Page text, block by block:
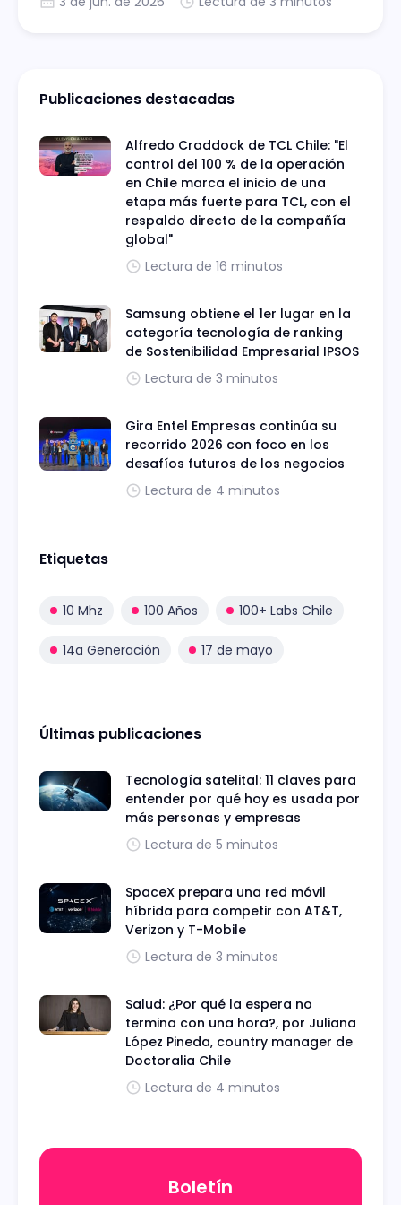
Publicaciones destacadas
Alfredo Craddock de TCL Chile: "El
control del 100 % de la operación
en Chile marca el inicio de una
etapa más fuerte para TCL, con el
respaldo directo de la compañía
global"
Lectura de 16 minutos
Samsung obtiene el 1er lugar en la
categoría tecnología de ranking
de Sostenibilidad Empresarial IPSOS
Lectura de 3 minutos
Gira Entel Empresas continúa su
recorrido 2026 con foco en los
desafíos futuros de los negocios
Lectura de 4 minutos
Etiquetas
10 Mhz 100 Años 100+ Labs Chile
14a Generación 17 de mayo
Últimas publicaciones
Tecnología satelital: 11 claves para
entender por qué hoy es usada por
más personas y empresas
Lectura de 5 minutos
SpaceX prepara una red móvil
híbrida para competir con AT&T,
Verizon y T-Mobile
Lectura de 3 minutos
Salud: ¿Por qué la espera no
termina con una hora?, por Juliana
López Pineda, country manager de
Doctoralia Chile
Lectura de 4 minutos
Boletín